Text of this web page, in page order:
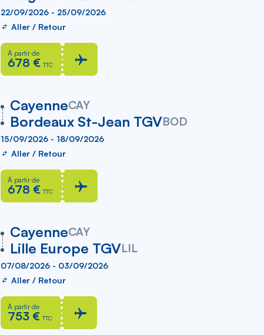
22/09/2026 - 25/09/2026
Aller / Retour
À partir de
678 € TTC
CayenneCAY
vers
Bordeaux St-Jean TGVBOD
15/09/2026 - 18/09/2026
Aller / Retour
À partir de
678 € TTC
CayenneCAY
vers
Lille Europe TGVLIL
07/08/2026 - 03/09/2026
Aller / Retour
À partir de
753 € TTC